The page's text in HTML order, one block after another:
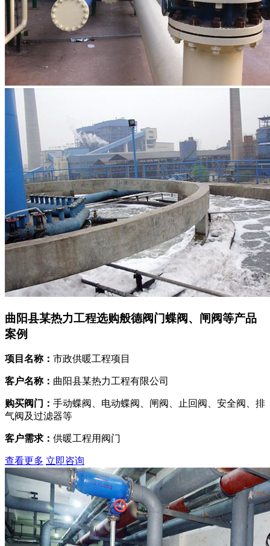
曲阳县某热力工程选购般德阀门蝶阀、闸阀等产品
案例
项目名称： 市政供暖工程项目
客户名称： 曲阳县某热力工程有限公司
购买阀门： 手动蝶阀、电动蝶阀、闸阀、止回阀、安全阀、排
气阀及过滤器等
客户需求： 供暖工程用阀门
查看更多 立即咨询